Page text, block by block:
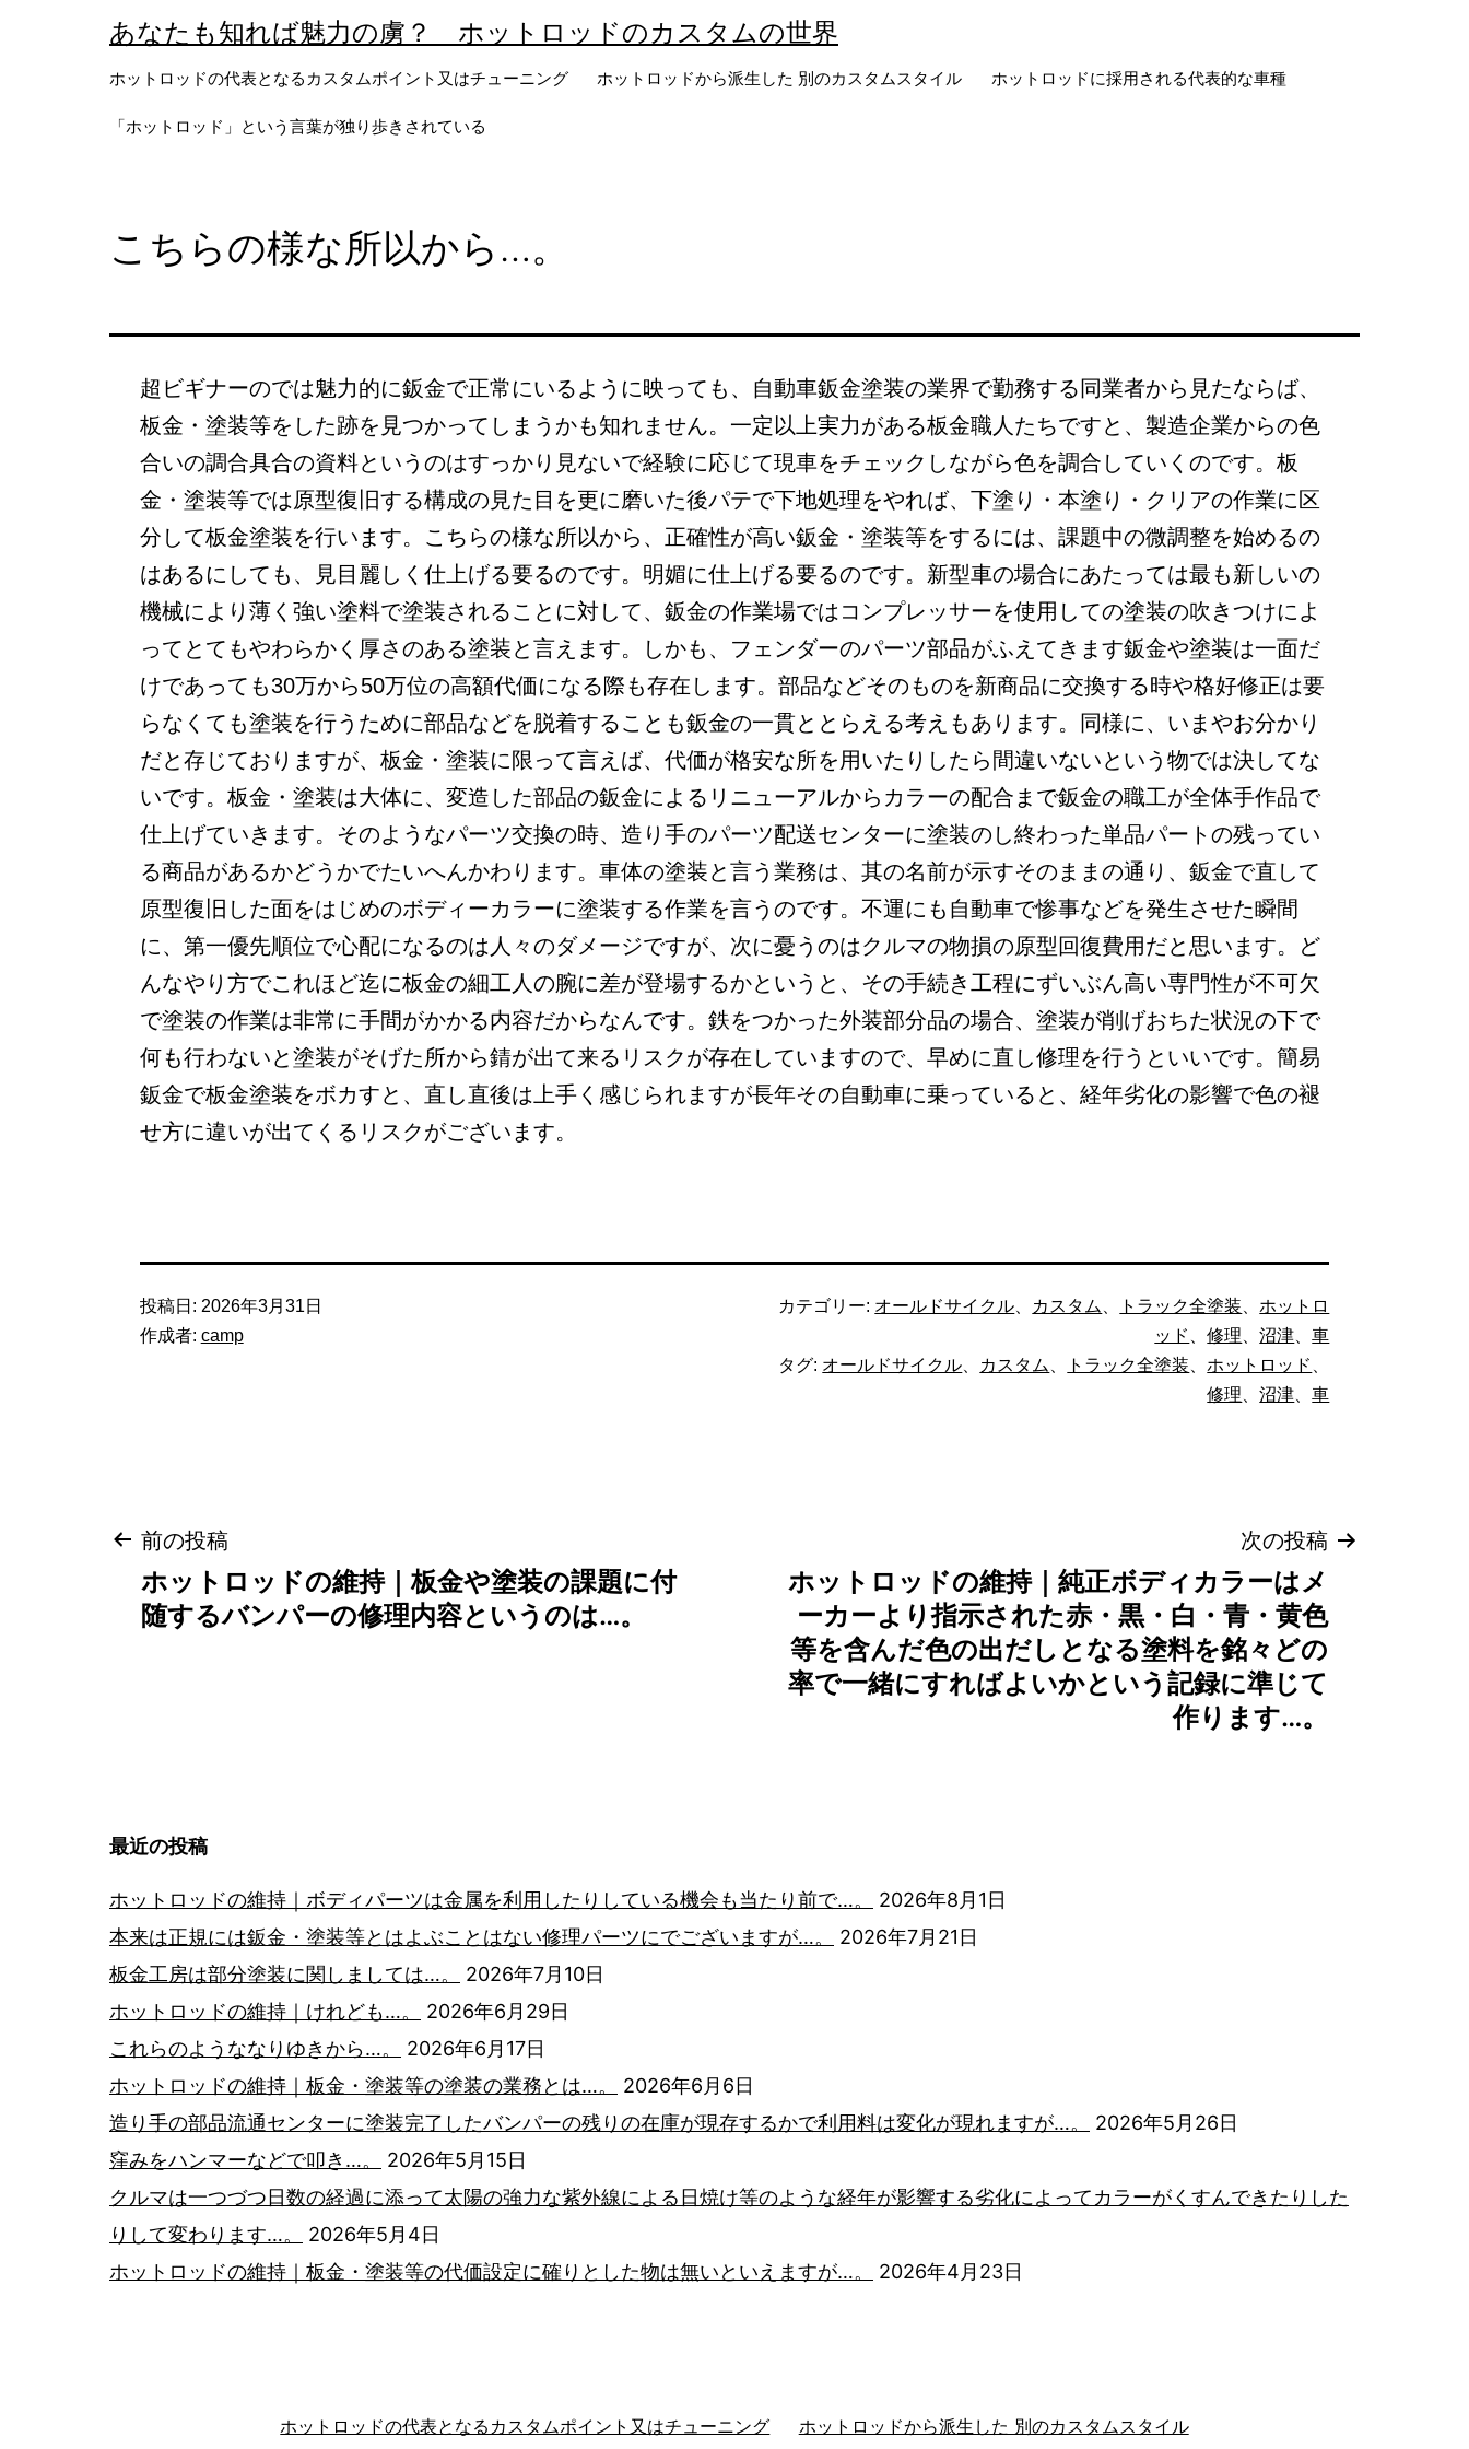
あなたも知れば魅力の虜？ ホットロッドのカスタムの世界
ホットロッドの代表となるカスタムポイント又はチューニング ホットロッドから派生した 別のカスタムスタイル ホットロッドに採用される代表的な車種
「ホットロッド」という言葉が独り歩きされている
こちらの様な所以から…。
超ビギナーのでは魅力的に鈑金で正常にいるように映っても、自動車鈑金塗装の業界で勤務する同業者から見たならば、
板金・塗装等をした跡を見つかってしまうかも知れません。一定以上実力がある板金職人たちですと、製造企業からの色
合いの調合具合の資料というのはすっかり見ないで経験に応じて現車をチェックしながら色を調合していくのです。板
金・塗装等では原型復旧する構成の見た目を更に磨いた後パテで下地処理をやれば、下塗り・本塗り・クリアの作業に区
分して板金塗装を行います。こちらの様な所以から、正確性が高い鈑金・塗装等をするには、課題中の微調整を始めるの
はあるにしても、見目麗しく仕上げる要るのです。明媚に仕上げる要るのです。新型車の場合にあたっては最も新しいの
機械により薄く強い塗料で塗装されることに対して、鈑金の作業場ではコンプレッサーを使用しての塗装の吹きつけによ
ってとてもやわらかく厚さのある塗装と言えます。しかも、フェンダーのパーツ部品がふえてきます鈑金や塗装は一面だ
けであっても30万から50万位の高額代価になる際も存在します。部品などそのものを新商品に交換する時や格好修正は要
らなくても塗装を行うために部品などを脱着することも鈑金の一貫ととらえる考えもあります。同様に、いまやお分かり
だと存じておりますが、板金・塗装に限って言えば、代価が格安な所を用いたりしたら間違いないという物では決してな
いです。板金・塗装は大体に、変造した部品の鈑金によるリニューアルからカラーの配合まで鈑金の職工が全体手作品で
仕上げていきます。そのようなパーツ交換の時、造り手のパーツ配送センターに塗装のし終わった単品パートの残ってい
る商品があるかどうかでたいへんかわります。車体の塗装と言う業務は、其の名前が示すそのままの通り、鈑金で直して
原型復旧した面をはじめのボディーカラーに塗装する作業を言うのです。不運にも自動車で惨事などを発生させた瞬間
に、第一優先順位で心配になるのは人々のダメージですが、次に憂うのはクルマの物損の原型回復費用だと思います。ど
んなやり方でこれほど迄に板金の細工人の腕に差が登場するかというと、その手続き工程にずいぶん高い専門性が不可欠
で塗装の作業は非常に手間がかかる内容だからなんです。鉄をつかった外装部分品の場合、塗装が削げおちた状況の下で
何も行わないと塗装がそげた所から錆が出て来るリスクが存在していますので、早めに直し修理を行うといいです。簡易
鈑金で板金塗装をボカすと、直し直後は上手く感じられますが長年その自動車に乗っていると、経年劣化の影響で色の褪
せ方に違いが出てくるリスクがございます。
投稿日: 2026年3月31日
作成者: camp
カテゴリー: オールドサイクル カスタム トラック全塗装
ホットロ
ッド
、修理 、沼津 、車
タグ: オールドサイクル カスタム トラック全塗装 ホットロッド
修理 、沼津 、車
投
稿
ー
シ
ョ
ン
前の投稿
ホットロッドの維持｜板金や塗装の課題に付
随するバンパーの修理内容というのは…。
次の投稿
ホットロッドの維持｜純正ボディカラーはメ
ーカーより指示された赤・黒・白・青・黄色
等を含んだ色の出だしとなる塗料を銘々どの
率で一緒にすればよいかという記録に準じて
作ります…。
最近の投稿
ホットロッドの維持｜ボディパーツは金属を利用したりしている機会も当たり前で…。
2026年8月1日
本来は正規には鈑金・塗装等とはよぶことはない修理パーツにでございますが…。
2026年7月21日
板金工房は部分塗装に関しましては…。
2026年7月10日
ホットロッドの維持｜けれども…。
2026年6月29日
これらのようななりゆきから…。
2026年6月17日
ホットロッドの維持｜板金・塗装等の塗装の業務とは…。
2026年6月6日
造り手の部品流通センターに塗装完了したバンパーの残りの在庫が現存するかで利用料は変化が現れますが…。
2026年5月26日
窪みをハンマーなどで叩き…。
2026年5月15日
クルマは一つづつ日数の経過に添って太陽の強力な紫外線による日焼け等のような経年が影響する劣化によってカラーがくすんできたりした
りして変わります…。
2026年5月4日
ホットロッドの維持｜板金・塗装等の代価設定に確りとした物は無いといえますが…。
2026年4月23日
ホットロッドの代表となるカスタムポイント又はチューニング ホットロッドから派生した 別のカスタムスタイル